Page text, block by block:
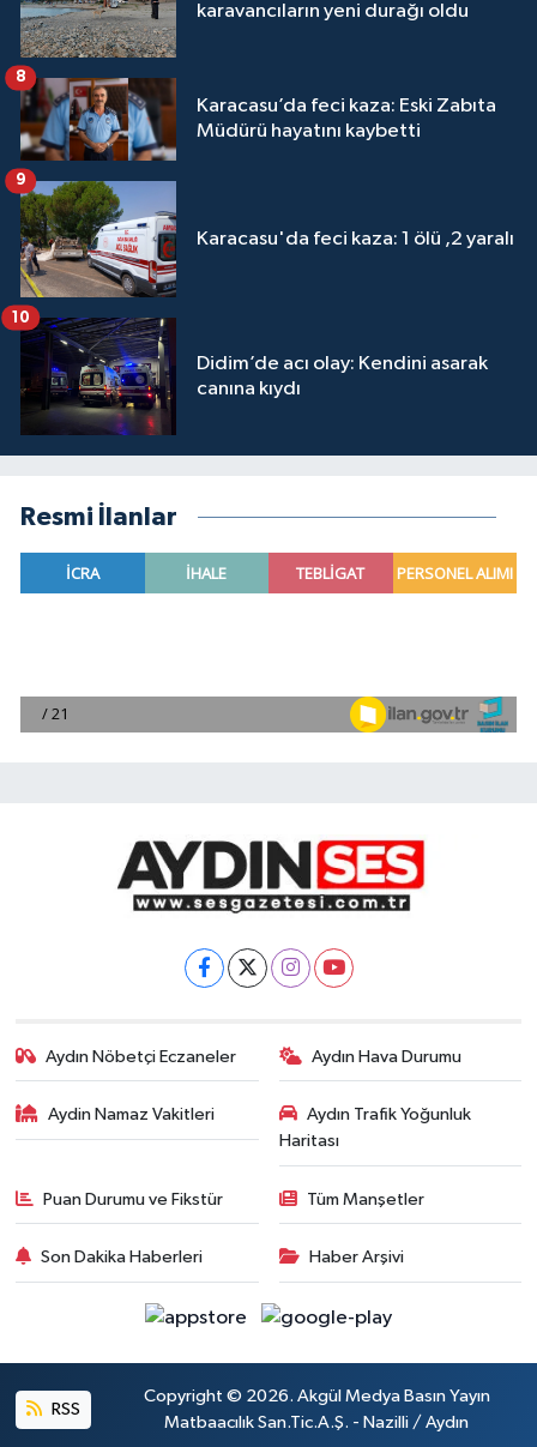
karavancıların yeni durağı oldu
Karacasu’da feci kaza: Eski Zabıta
Müdürü hayatını kaybetti
8
Karacasu'da feci kaza: 1 ölü ,2 yaralı
9
Didim’de acı olay: Kendini asarak
canına kıydı
10
Resmi İlanlar
Aydın Nöbetçi Eczaneler Aydın Hava Durumu
Aydin Namaz Vakitleri
Aydın Trafik Yoğunluk
Haritası
Puan Durumu ve Fikstür Tüm Manşetler
Son Dakika Haberleri Haber Arşivi
RSS
Copyright © 2026. Akgül Medya Basın Yayın
Matbaacılık San.Tic.A.Ş. - Nazilli / Aydın